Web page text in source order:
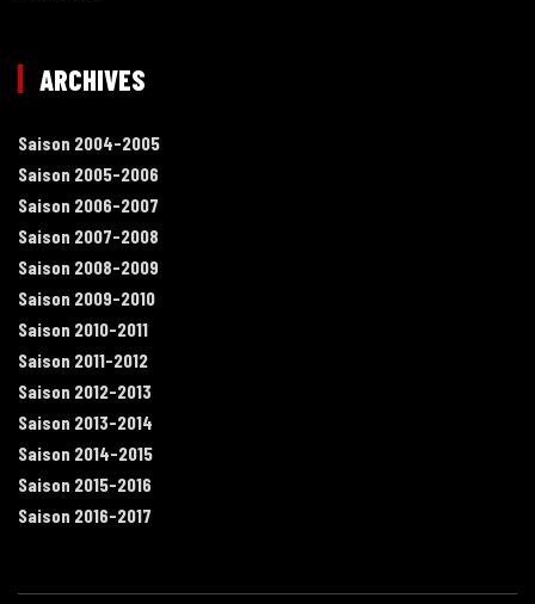
ARCHIVES
Saison 2004-2005
Saison 2005-2006
Saison 2006-2007
Saison 2007-2008
Saison 2008-2009
Saison 2009-2010
Saison 2010-2011
Saison 2011-2012
Saison 2012-2013
Saison 2013-2014
Saison 2014-2015
Saison 2015-2016
Saison 2016-2017